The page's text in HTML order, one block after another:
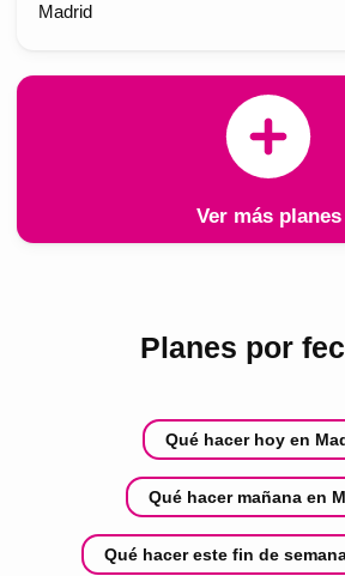
Madrid
Ver más planes
Planes por
Qué hacer hoy en
Qué hacer mañana en
Qué hacer este fin de